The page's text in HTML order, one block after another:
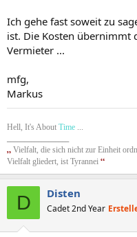
Ich gehe fast soweit zu
ist. Die Kosten übernimmt
Vermieter ...
mfg,
Markus
Hell, It's About Time ...
„ Vielfalt, die sich nicht zur Einheit
Vielfalt gliedert, ist Tyrannei “
D Disten
Cadet 2nd Year